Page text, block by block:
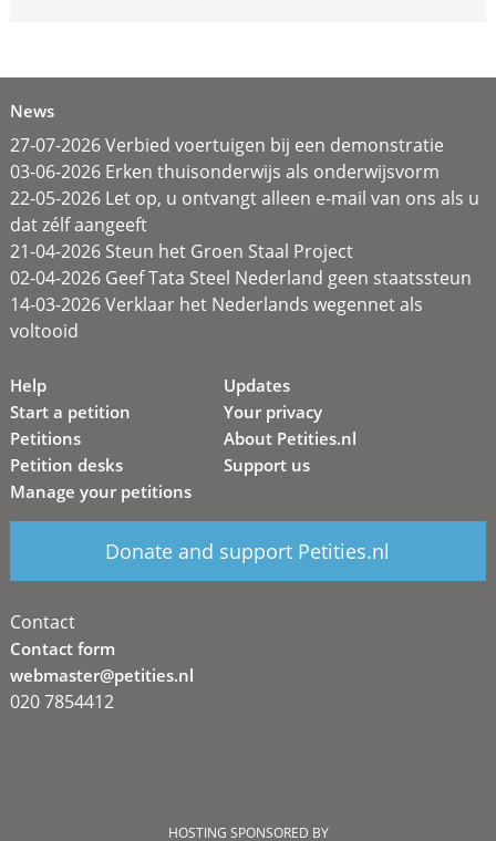
News
27-07-2026 Verbied voertuigen bij een demonstratie
03-06-2026 Erken thuisonderwijs als onderwijsvorm
22-05-2026 Let op, u ontvangt alleen e-mail van ons als u
dat zélf aangeeft
21-04-2026 Steun het Groen Staal Project
02-04-2026 Geef Tata Steel Nederland geen staatssteun
14-03-2026 Verklaar het Nederlands wegennet als
voltooid
Help
Start a petition
Petitions
Petition desks
Manage your petitions
Updates
Your privacy
About Petities.nl
Support us
Donate and support Petities.nl
Contact
Contact form
webmaster@petities.nl
020 7854412
HOSTING SPONSORED BY